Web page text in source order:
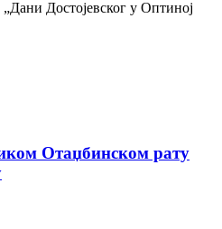
Достојевског у Оптиној
Отаџбинском рату